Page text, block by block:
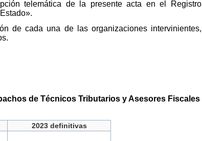
telemática de la presente acta en el Registro
de cada una de las organizaciones intervinientes,
de Técnicos Tributarios y Asesores Fiscales
2023 definitivas